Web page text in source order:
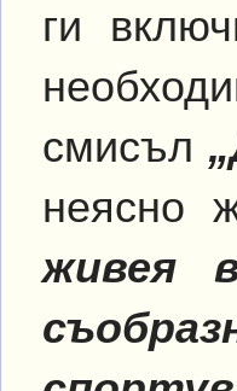
ги
смисъл
неясно
живея